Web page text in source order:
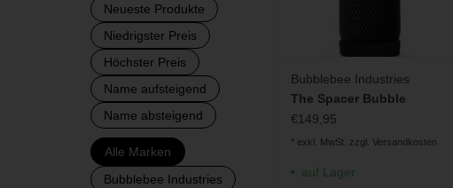
Neueste Produkte
Niedrigster Preis
Höchster Preis
Name aufsteigend
Name absteigend
Alle Marken
Bubblebee Industries
Bubblebee Industries
The Spacer Bubble
€149,95
* exkl. MwSt. zzgl. Versandkosten
auf Lager